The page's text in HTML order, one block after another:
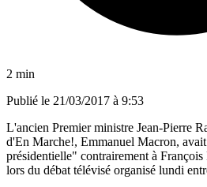
2 min
Publié le 21/03/2017 à 9:53
L'ancien Premier ministre Jean-Pierre
d'En Marche!, Emmanuel Macron,
présidentielle" contrairement à
lors du débat télévisé organisé lundi